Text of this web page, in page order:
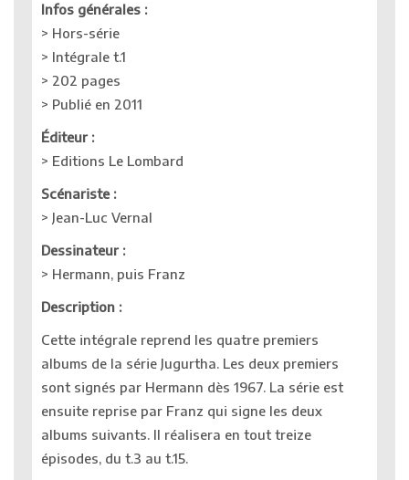
Infos générales :
> Hors-série
> Intégrale t.1
> 202 pages
> Publié en 2011
Éditeur :
> Editions Le Lombard
Scénariste :
> Jean-Luc Vernal
Dessinateur :
> Hermann, puis Franz
Description :
Cette intégrale reprend les quatre premiers
albums de la série Jugurtha. Les deux premiers
sont signés par Hermann dès 1967. La série est
ensuite reprise par Franz qui signe les deux
albums suivants. Il réalisera en tout treize
épisodes, du t.3 au t.15.